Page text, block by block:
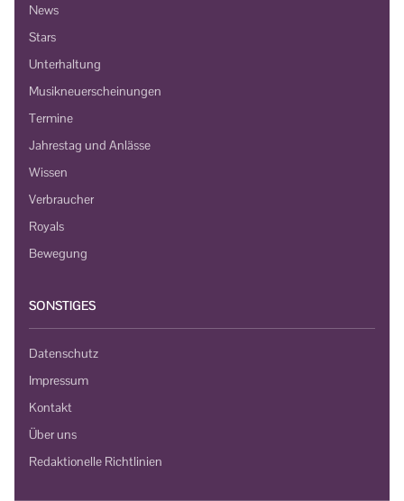
News
Stars
Unterhaltung
Musikneuerscheinungen
Termine
Jahrestag und Anlässe
Wissen
Verbraucher
Royals
Bewegung
SONSTIGES
Datenschutz
Impressum
Kontakt
Über uns
Redaktionelle Richtlinien